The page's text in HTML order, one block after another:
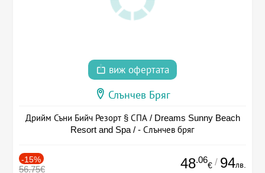
виж офертата
Слънчев Бряг
Дрийм Съни Бийч Резорт § СПА / Dreams Sunny Beach
Resort and Spa / - Слънчев бряг
-15%
56.75€ 48.06
€ / 94лв.